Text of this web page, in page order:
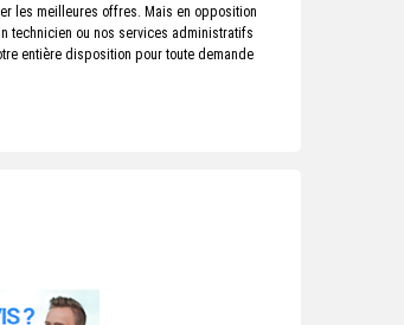
les meilleures offres. Mais en opposition
technicien ou nos services administratifs
entière disposition pour toute demande